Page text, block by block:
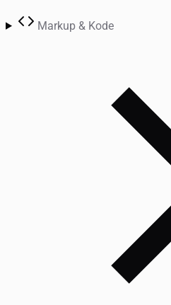
Markup & Kode